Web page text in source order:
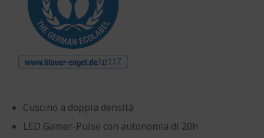
Cuscino a doppia densità
LED Gamer-Pulse con autonomia di 20h